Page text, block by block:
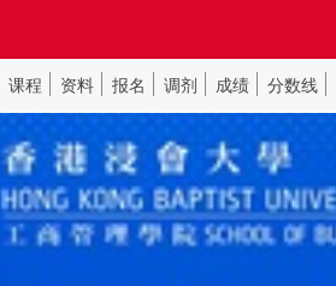
课程 资料 报名 调剂 成绩 分数线